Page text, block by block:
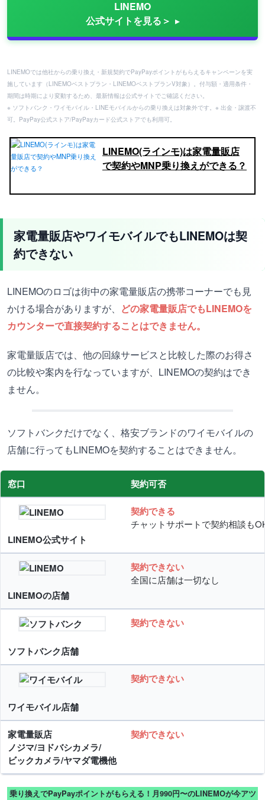
LINEMO
公式サイトを見る＞
LINEMOでは他社からの乗り換え・新規契約でPayPayポイントがもらえるキャンペーンを実
施しています（LINEMOベストプラン・LINEMOベストプランV対象）。付与額・適用条件・
期間は時期により変動するため、最新情報は公式サイトでご確認ください。
※ ソフトバンク・ワイモバイル・LINEモバイルからの乗り換えは対象外です。※ 出金・譲渡不
可。PayPay公式ストア/PayPayカード公式ストアでも利用可。
LINEMO(ラインモ)は家電量販店
で契約やMNP乗り換えができる？
家電量販店やワイモバイルでもLINEMOは契
約できない
LINEMOのロゴは街中の家電量販店の携帯コーナーでも見
かける場合がありますが、 どの家電量販店でもLINEMOを
カウンターで直接契約することはできません。
家電量販店では、他の回線サービスと比較した際のお得さ
の比較や案内を行なっていますが、LINEMOの契約はでき
ません。
ソフトバンクだけでなく、格安ブランドのワイモバイルの
店舗に行ってもLINEMOを契約することはできません。
窓口 契約可否
LINEMO公式サイト
契約できる
チャットサポートで契約相談も
LINEMOの店舗
契約できない
全国に店舗は一切なし
ソフトバンク店舗
契約できない
ワイモバイル店舗
契約できない
家電量販店
ノジマ/ヨドバシカメラ/
ビックカメラ/ヤマダ電機他
契約できない
乗り換えでPayPayポイントがもらえる！月990円〜のLINEMOが今アツ